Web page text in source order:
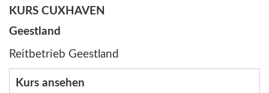
KURS CUXHAVEN
Geestland
Reitbetrieb Geestland
Kurs ansehen